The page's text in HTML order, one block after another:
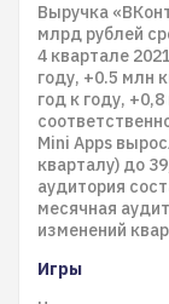
Выручка
млрд рублей
4 квартале
году, +0.5 млн
год к году,
Mini Apps
кварталу) до
аудитория
месячная
изменений
Игры